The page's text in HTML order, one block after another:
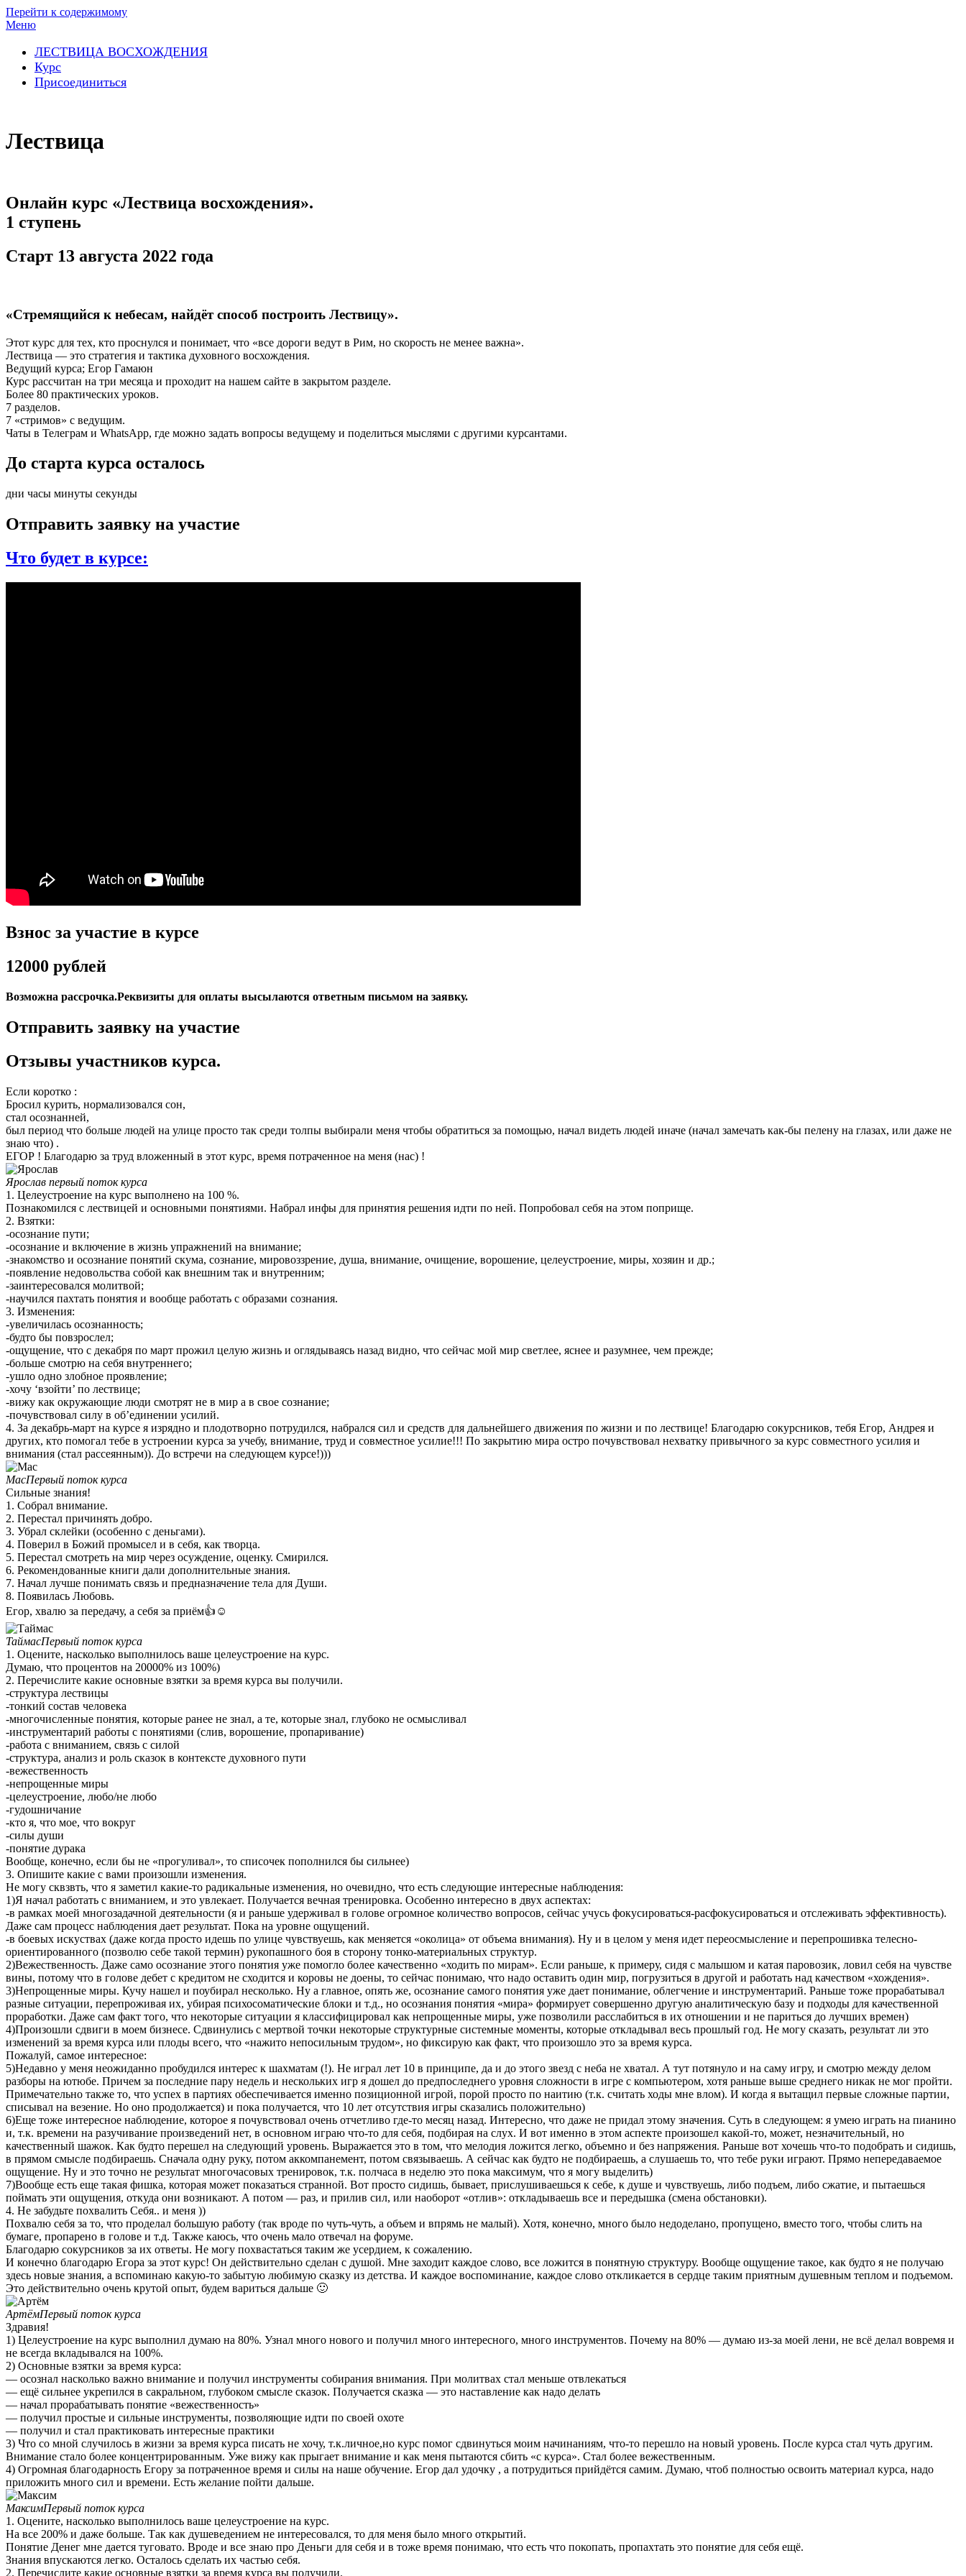
Перейти к содержимому
Меню
ЛЕСТВИЦА ВОСХОЖДЕНИЯ
Курс
Присоединиться
Лествица
Онлайн курс «Лествица восхождения».
1 ступень
Старт 13 августа 2022 года
«Стремящийся к небесам, найдёт способ построить Лествицу».
Этот курс для тех, кто проснулся и понимает, что «все дороги ведут в Рим, но скорость не менее важна».
Лествица — это стратегия и тактика духовного восхождения.
Ведущий курса; Егор Гамаюн
Курс рассчитан на три месяца и проходит на нашем сайте в закрытом разделе.
Более 80 практических уроков.
7 разделов.
7 «стримов» с ведущим.
Чаты в Телеграм и WhatsApp, где можно задать вопросы ведущему и поделиться мыслями с другими курсантами.
До старта курса осталось
дни часы минуты секунды
Отправить заявку на участие
Что будет в курсе:
Взнос за участие в курсе
12000 рублей
Возможна рассрочка.Реквизиты для оплаты высылаются ответным письмом на заявку.
Отправить заявку на участие
Отзывы участников курса.
Если коротко :
Бросил курить, нормализовался сон,
стал осознанней,
был период что больше людей на улице просто так среди толпы выбирали меня чтобы обратиться за помощью, начал видеть людей иначе (начал замечать как-бы пелену на глазах, или даже не
знаю что) .
ЕГОР ! Благодарю за труд вложенный в этот курс, время потраченное на меня (нас) !
Ярослав первый поток курса
1. Целеустроение на курс выполнено на 100 %.
Познакомился с лествицей и основными понятиями. Набрал инфы для принятия решения идти по ней. Попробовал себя на этом поприще.
2. Взятки:
-осознание пути;
-осознание и включение в жизнь упражнений на внимание;
-знакомство и осознание понятий скума, сознание, мировоззрение, душа, внимание, очищение, ворошение, целеустроение, миры, хозяин и др.;
-появление недовольства собой как внешним так и внутренним;
-заинтересовался молитвой;
-научился пахтать понятия и вообще работать с образами сознания.
3. Изменения:
-увеличилась осознанность;
-будто бы повзрослел;
-ощущение, что с декабря по март прожил целую жизнь и оглядываясь назад видно, что сейчас мой мир светлее, яснее и разумнее, чем прежде;
-больше смотрю на себя внутреннего;
-ушло одно злобное проявление;
-хочу ‘взойти’ по лествице;
-вижу как окружающие люди смотрят не в мир а в свое сознание;
-почувствовал силу в об’единении усилий.
4. За декабрь-март на курсе я изрядно и плодотворно потрудился, набрался сил и средств для дальнейшего движения по жизни и по лествице! Благодарю сокурсников, тебя Егор, Андрея и
других, кто помогал тебе в устроении курса за учебу, внимание, труд и совместное усилие!!! По закрытию мира остро почувствовал нехватку привычного за курс совместного усилия и
внимания (стал рассеянным)). До встречи на следующем курсе!)))
МасПервый поток курса
Сильные знания!
1. Собрал внимание.
2. Перестал причинять добро.
3. Убрал склейки (особенно с деньгами).
4. Поверил в Божий промысел и в себя, как творца.
5. Перестал смотреть на мир через осуждение, оценку. Смирился.
6. Рекомендованные книги дали дополнительные знания.
7. Начал лучше понимать связь и предназначение тела для Души.
8. Появилась Любовь.
Егор, хвалю за передачу, а себя за приём👍☺️
ТаймасПервый поток курса
1. Оцените, насколько выполнилось ваше целеустроение на курс.
Думаю, что процентов на 20000% из 100%)
2. Перечислите какие основные взятки за время курса вы получили.
-структура лествицы
-тонкий состав человека
-многочисленные понятия, которые ранее не знал, а те, которые знал, глубоко не осмысливал
-инструментарий работы с понятиями (слив, ворошение, пропаривание)
-работа с вниманием, связь с силой
-структура, анализ и роль сказок в контексте духовного пути
-вежественность
-непрощенные миры
-целеустроение, любо/не любо
-гудошничание
-кто я, что мое, что вокруг
-силы души
-понятие дурака
Вообще, конечно, если бы не «прогуливал», то списочек пополнился бы сильнее)
3. Опишите какие с вами произошли изменения.
Не могу сквзвть, что я заметил какие-то радикальные изменения, но очевидно, что есть следующие интересные наблюдения:
1)Я начал работать с вниманием, и это увлекает. Получается вечная тренировка. Особенно интересно в двух аспектах:
-в рамках моей многозадачной деятельности (я и раньше удерживал в голове огромное количество вопросов, сейчас учусь фокусироваться-расфокусироваться и отслеживать эффективность).
Даже сам процесс наблюдения дает результат. Пока на уровне ощущений.
-в боевых искуствах (даже когда просто идешь по улице чувствуешь, как меняется «околица» от объема внимания). Ну и в целом у меня идет переосмысление и перепрошивка телесно-
ориентированного (позволю себе такой термин) рукопашного боя в сторону тонко-материальных структур.
2)Вежественность. Даже само осознание этого понятия уже помогло более качественно «ходить по мирам». Если раньше, к примеру, сидя с малышом и катая паровозик, ловил себя на чувстве
вины, потому что в голове дебет с кредитом не сходится и коровы не доены, то сейчас понимаю, что надо оставить один мир, погрузиться в другой и работать над качеством «хождения».
3)Непрощенные миры. Кучу нашел и поубирал несколько. Ну а главное, опять же, осознание самого понятия уже дает понимание, облегчение и инструментарий. Раньше тоже прорабатывал
разные ситуации, перепроживая их, убирая психосоматические блоки и т.д., но осознания понятия «мира» формирует совершенно другую аналитическую базу и подходы для качественной
проработки. Даже сам факт того, что некоторые ситуации я классифицировал как непрощенные миры, уже позволили расслабиться в их отношении и не париться до лучших времен)
4)Произошли сдвиги в моем бизнесе. Сдвинулись с мертвой точки некоторые структурные системные моменты, которые откладывал весь прошлый год. Не могу сказать, результат ли это
изменений за время курса или плоды всего, что «нажито непосильным трудом», но фиксирую как факт, что произошло это за время курса.
Пожалуй, самое интересное:
5)Недавно у меня неожиданно пробудился интерес к шахматам (!). Не играл лет 10 в принципе, да и до этого звезд с неба не хватал. А тут потянуло и на саму игру, и смотрю между делом
разборы на ютюбе. Причем за последние пару недель и нескольких игр я дошел до предпоследнего уровня сложности в игре с компьютером, хотя раньше выше среднего никак не мог пройти.
Примечательно также то, что успех в партиях обеспечивается именно позиционной игрой, порой просто по наитию (т.к. считать ходы мне влом). И когда я вытащил первые сложные партии,
списывал на везение. Но оно продолжается) и пока получается, что 10 лет отсутствия игры сказались положительно)
6)Еще тоже интересное наблюдение, которое я почувствовал очень отчетливо где-то месяц назад. Интересно, что даже не придал этому значения. Суть в следующем: я умею играть на пианино
и, т.к. времени на разучивание произведений нет, в основном играю что-то для себя, подбирая на слух. И вот именно в этом аспекте произошел какой-то, может, незначительный, но
качественный шажок. Как будто перешел на следующий уровень. Выражается это в том, что мелодия ложится легко, объемно и без напряжения. Раньше вот хочешь что-то подобрать и сидишь,
в прямом смысле подбираешь. Сначала одну руку, потом аккомпанемент, потом связываешь. А сейчас как будто не подбираешь, а слушаешь то, что тебе руки играют. Прямо непередаваемое
ощущение. Ну и это точно не результат многочасовых тренировок, т.к. полчаса в неделю это пока максимум, что я могу выделить)
7)Вообще есть еще такая фишка, которая может показаться странной. Вот просто сидишь, бывает, прислушиваешься к себе, к душе и чувствуешь, либо подъем, либо сжатие, и пытаешься
поймать эти ощущения, откуда они возникают. А потом — раз, и прилив сил, или наоборот «отлив»: откладываешь все и передышка (смена обстановки).
4. Не забудьте похвалить Себя.. и меня ))
Похвалю себя за то, что проделал большую работу (так вроде по чуть-чуть, а объем и впрямь не малый). Хотя, конечно, много было недоделано, пропущено, вместо того, чтобы слить на
бумаге, пропарено в голове и т.д. Также каюсь, что очень мало отвечал на форуме.
Благодарю сокурсников за их ответы. Не могу похвастаться таким же усердием, к сожалению.
И конечно благодарю Егора за этот курс! Он действительно сделан с душой. Мне заходит каждое слово, все ложится в понятную структуру. Вообще ощущение такое, как будто я не получаю
здесь новые знания, а вспоминаю какую-то забытую любимую сказку из детства. И каждое воспоминание, каждое слово откликается в сердце таким приятным душевным теплом и подъемом.
Это действительно очень крутой опыт, будем вариться дальше 🙂
АртёмПервый поток курса
Здравия!
1) Целеустроение на курс выполнил думаю на 80%. Узнал много нового и получил много интересного, много инструментов. Почему на 80% — думаю из-за моей лени, не всё делал вовремя и
не всегда вкладывался на 100%.
2) Основные взятки за время курса:
— осознал насколько важно внимание и получил инструменты собирания внимания. При молитвах стал меньше отвлекаться
— ещё сильнее укрепился в сакральном, глубоком смысле сказок. Получается сказка — это наставление как надо делать
— начал прорабатывать понятие «вежественность»
— получил простые и сильные инструменты, позволяющие идти по своей охоте
— получил и стал практиковать интересные практики
3) Что со мной случилось в жизни за время курса писать не хочу, т.к.личное,но курс помог сдвинуться моим начинаниям, что-то перешло на новый уровень. После курса стал чуть другим.
Внимание стало более концентрированным. Уже вижу как прыгает внимание и как меня пытаются сбить «с курса». Стал более вежественным.
4) Огромная благодарность Егору за потраченное время и силы на наше обучение. Егор дал удочку , а потрудиться прийдётся самим. Думаю, чтоб полностью освоить материал курса, надо
приложить много сил и времени. Есть желание пойти дальше.
МаксимПервый поток курса
1. Оцените, насколько выполнилось ваше целеустроение на курс.
На все 200% и даже больше. Так как душеведением не интересовался, то для меня было много открытий.​
Понятие Денег мне дается туговато. Вроде и все знаю про Деньги для себя и в тоже время понимаю, что есть что покопать, пропахтать это понятие для себя ещё.​
Знания впускаются легко. Осталось сделать их частью себя.​
2. Перечислите какие основные взятки за время курса вы получили.